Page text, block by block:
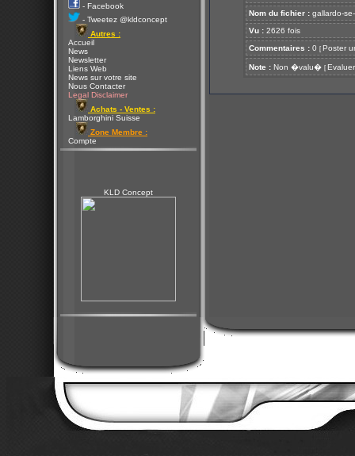
- Facebook
- Tweetez @kldconcept
Autres :
Accueil
News
Newsletter
Liens Web
News sur votre site
Nous Contacter
Legal Disclaimer
Achats - Ventes :
Lamborghini Suisse
Zone Membre :
Compte
KLD Concept
Nom du fichier : gallardo-
Vu : 2626 fois
Commentaires : 0 [ Poster
Note : Non �valu� [ Evaluer